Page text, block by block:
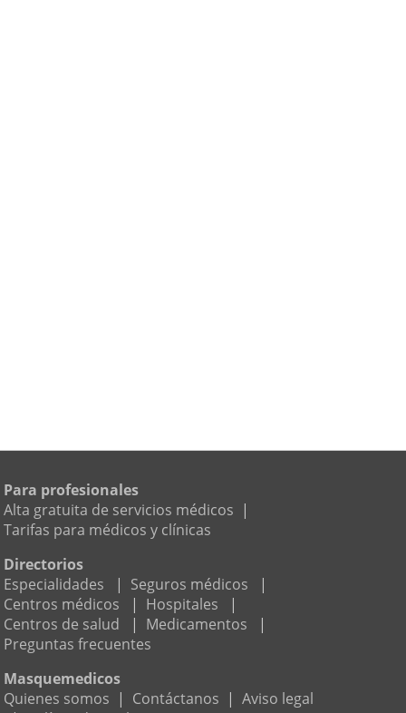
Para profesionales
Alta gratuita de servicios médicos |
Tarifas para médicos y clínicas
Directorios
Especialidades
| Seguros médicos
|
Centros médicos
| Hospitales
|
Centros de salud
| Medicamentos
|
Preguntas frecuentes
Masquemedicos
Quienes somos | Contáctanos | Aviso legal